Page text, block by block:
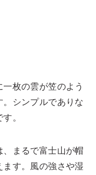
枚の雲が笠のよう
シンプルでありな
。
まるで富士山が帽
す。風の強さや湿